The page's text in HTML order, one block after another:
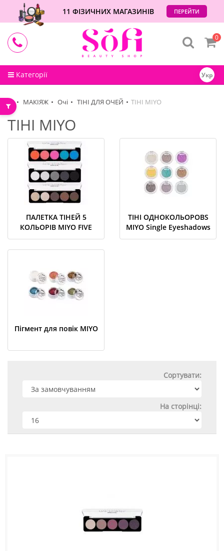
11 ФІЗИЧНИХ МАГАЗИНІВ ПЕРЕЙТИ
Категорії Укр
0
МАКІЯЖ Очі ТІНІ ДЛЯ ОЧЕЙ ТIНI MIYO
ТIНI MIYO
ПАЛЕТКА ТIНЕЙ 5
КОЛЬОРIВ MIYO FIVE
POINTS COLOR BOX
EDITION
ТIНI ОДНОКОЛЬОРОВS
MIYO Single Eyeshadows
OMG!
Пігмент для повік MIYO
Сортувати:
На сторінці: